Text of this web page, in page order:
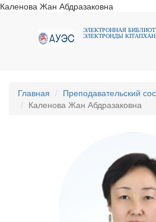
Каленова Жан Абдразаковна
ЭЛЕКТРОННАЯ
ЭЛЕКТРОНДЫ
Главная
Преподавательский
Каленова Жан Абдразаковна